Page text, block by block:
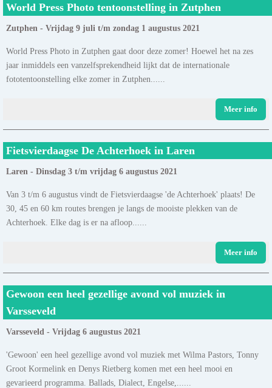
World Press Photo tentoonstelling in Zutphen
Zutphen - Vrijdag 9 juli t/m zondag 1 augustus 2021
World Press Photo in Zutphen gaat door deze zomer! Hoewel het na zes
jaar inmiddels een vanzelfsprekendheid lijkt dat de internationale
fototentoonstelling elke zomer in Zutphen......
Meer info
Fietsvierdaagse De Achterhoek in Laren
Laren - Dinsdag 3 t/m vrijdag 6 augustus 2021
Van 3 t/m 6 augustus vindt de Fietsvierdaagse 'de Achterhoek' plaats! De
30, 45 en 60 km routes brengen je langs de mooiste plekken van de
Achterhoek. Elke dag is er na afloop......
Meer info
Gewoon een heel gezellige avond vol muziek in
Varsseveld
Varsseveld - Vrijdag 6 augustus 2021
'Gewoon' een heel gezellige avond vol muziek met Wilma Pastors, Tonny
Groot Kormelink en Denys Rietberg komen met een heel mooi en
gevarieerd programma. Ballads, Dialect, Engelse,......